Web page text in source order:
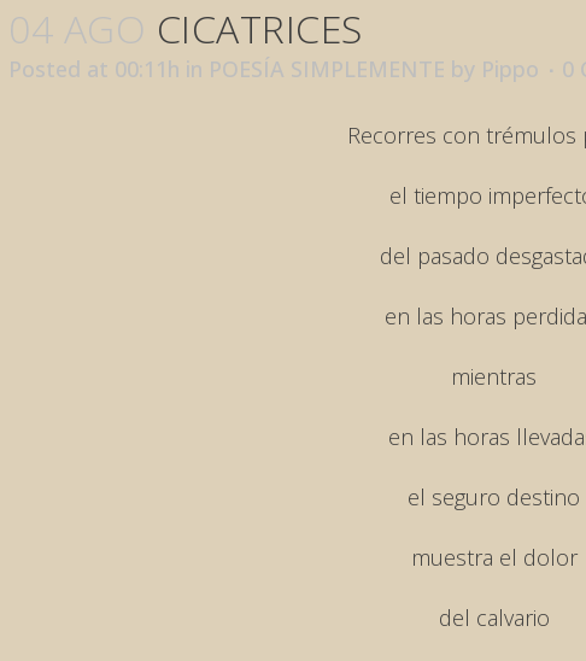
04 AGO CICATRICES
Posted at 00:11h in POESÍA SIMPLEMENTE by Pippo 0
Recorres con trémulos
el tiempo
del pasado
en las horas
mientras
en las horas
el seguro destino
muestra el dolor
del calvario